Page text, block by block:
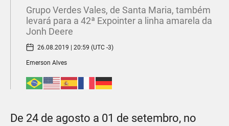
Grupo Verdes Vales, de Santa Maria, também
levará para a 42ª Expointer a linha amarela da
Jonh Deere
26.08.2019 | 20:59 (UTC -3)
Emerson Alves
De 24 de agosto a 01 de setembro, no